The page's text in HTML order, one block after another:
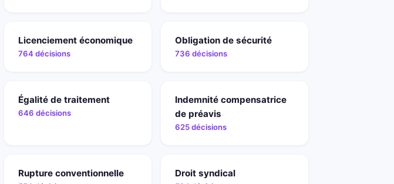
Licenciement économique
764 décisions
Obligation de sécurité
736 décisions
Égalité de traitement
646 décisions
Indemnité compensatrice
de préavis
625 décisions
Rupture conventionnelle Droit syndical